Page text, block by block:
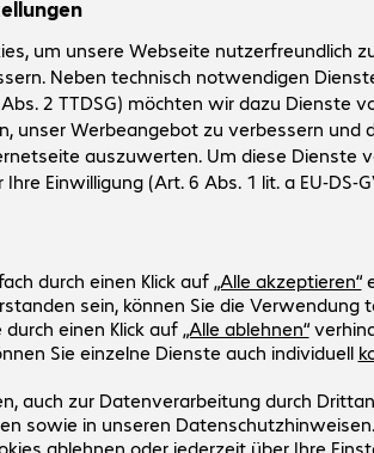
Farbe
ARTICONA USB Typ A
Artikel-Nr: Hersteller-Nr:
Kabellänge :1,8 m
USB Version:2.0
Farbe:Grau
3 von 3
Mehr